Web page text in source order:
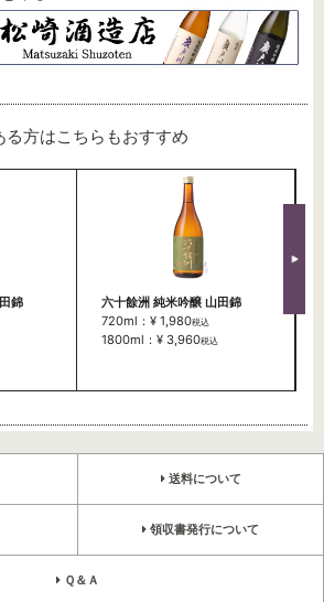
る方はこちらもおすすめ
錦
六十餘洲 純米吟醸 山田錦
720ml：¥ 1,980税込
1800ml：¥ 3,960税込
送料について
領収書発行について
Ｑ＆Ａ